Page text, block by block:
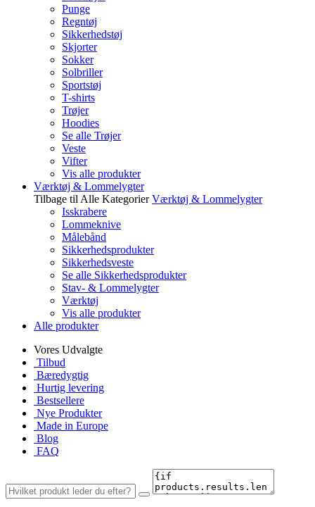
Punge
Regntøj
Sikkerhedstøj
Skjorter
Sokker
Solbriller
Sportstøj
T-shirts
Trøjer
Hoodies
Se alle Trøjer
Veste
Vifter
Vis alle produkter
Værktøj & Lommelygter
Tilbage til Alle Kategorier Værktøj & Lommelygter
Isskrabere
Lommeknive
Målebånd
Sikkerhedsprodukter
Sikkerhedsveste
Se alle Sikkerhedsprodukter
Stav- & Lommelygter
Værktøj
Vis alle produkter
Alle produkter
Vores Udvalgte
Tilbud
Bæredygtig
Hurtig levering
Bestsellere
Nye Produkter
Made in Europe
Blog
FAQ